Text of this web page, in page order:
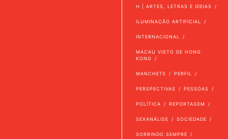
H | ARTES, LETRAS E IDEIAS
ILUMINAÇÃO ARTIFICIAL
INTERNACIONAL
MACAU VISTO DE HONG
KONG
MANCHETE PERFIL
PERSPECTIVAS PESSOAS
POLÍTICA REPORTAGEM
SEXANÁLISE SOCIEDADE
SORRINDO SEMPRE